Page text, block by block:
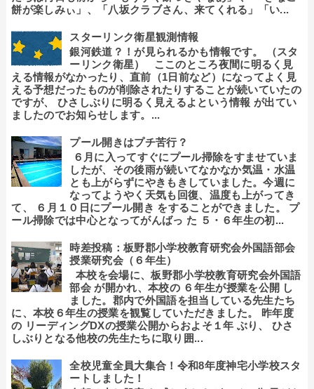
餅が楽しみぃ」、「八坂クラブさん、来てくれる」「い...
スターリンク衛星観測情報
銀河鉄道？！が見られるかも情報です。 （スタ
ーリンク衛星） ここのところ夜間に明るく見
える情報がなかったり、直前（1日前など）になってよく見
える予想だったものが削除されたりすることが続いていたの
ですが、 ひさしぶりに明るく見えるよという情報 が出てい
ましたのでお知らせします。...
プール開きはプチ苦行？
６月に入ってすぐにプール掃除をすませていま
したが、その後雨が続いてなかなか気温・水温
とも上がらずにやきもきしていました。今週に
なってようやく天気も回復、温度も上がってき
て、 ６月１０日にプール開き をすることができました。 プ
ール掃除では中心となってがんばっ た ５・６年生の初...
時差投稿：板野郡小学校教育研究会外国語部会
授業研究会（６年生）
本校を会場に、板野郡小学校教育研究会外国語
部会 が開かれ、本校の ６年生が授業を公開 し
ました。郡内で外国語を担当している先生たち
に、本校６年生の授業を観覧していただきました。 昨年度
の リーディングDXの授業公開からおよそ１年 ぶり、 ひさ
しぶりとなる他校の先生たちに取り囲...
全校児童全員大集合！令和8年度神宅小学校スタ
ートしました！